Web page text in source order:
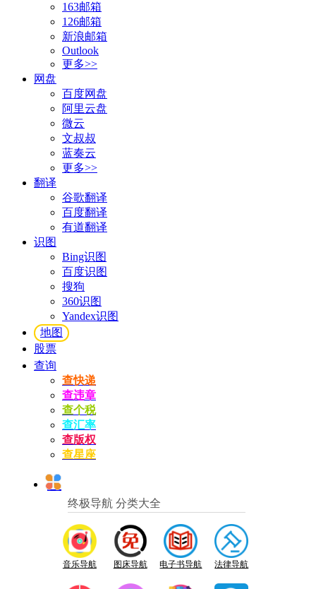
163邮箱
126邮箱
新浪邮箱
Outlook
更多>>
网盘
百度网盘
阿里云盘
微云
文叔叔
蓝奏云
更多>>
翻译
谷歌翻译
百度翻译
有道翻译
识图
Bing识图
百度识图
搜狗
360识图
Yandex识图
地图
股票
查询
查快递
查违章
查个税
查汇率
查版权
查星座
终极导航 分类大全
音乐导航 图床导航 电子书导航 法律导航